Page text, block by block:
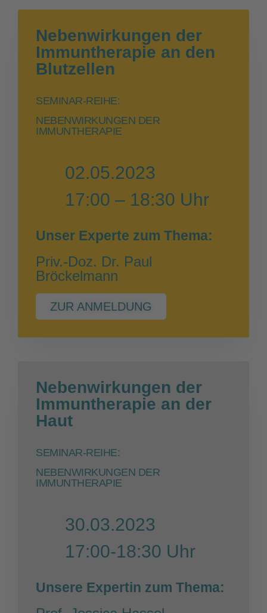
Nebenwirkungen der
Immuntherapie an den
Blutzellen
SEMINAR-REIHE:
NEBENWIRKUNGEN DER
IMMUNTHERAPIE
02.05.2023
17:00 – 18:30 Uhr
Unser Experte zum Thema:
Priv.-Doz. Dr. Paul
Bröckelmann
ZUR ANMELDUNG
Nebenwirkungen der
Immuntherapie an der
Haut
SEMINAR-REIHE:
NEBENWIRKUNGEN DER
IMMUNTHERAPIE
30.03.2023
17:00-18:30 Uhr
Unsere Expertin zum Thema: